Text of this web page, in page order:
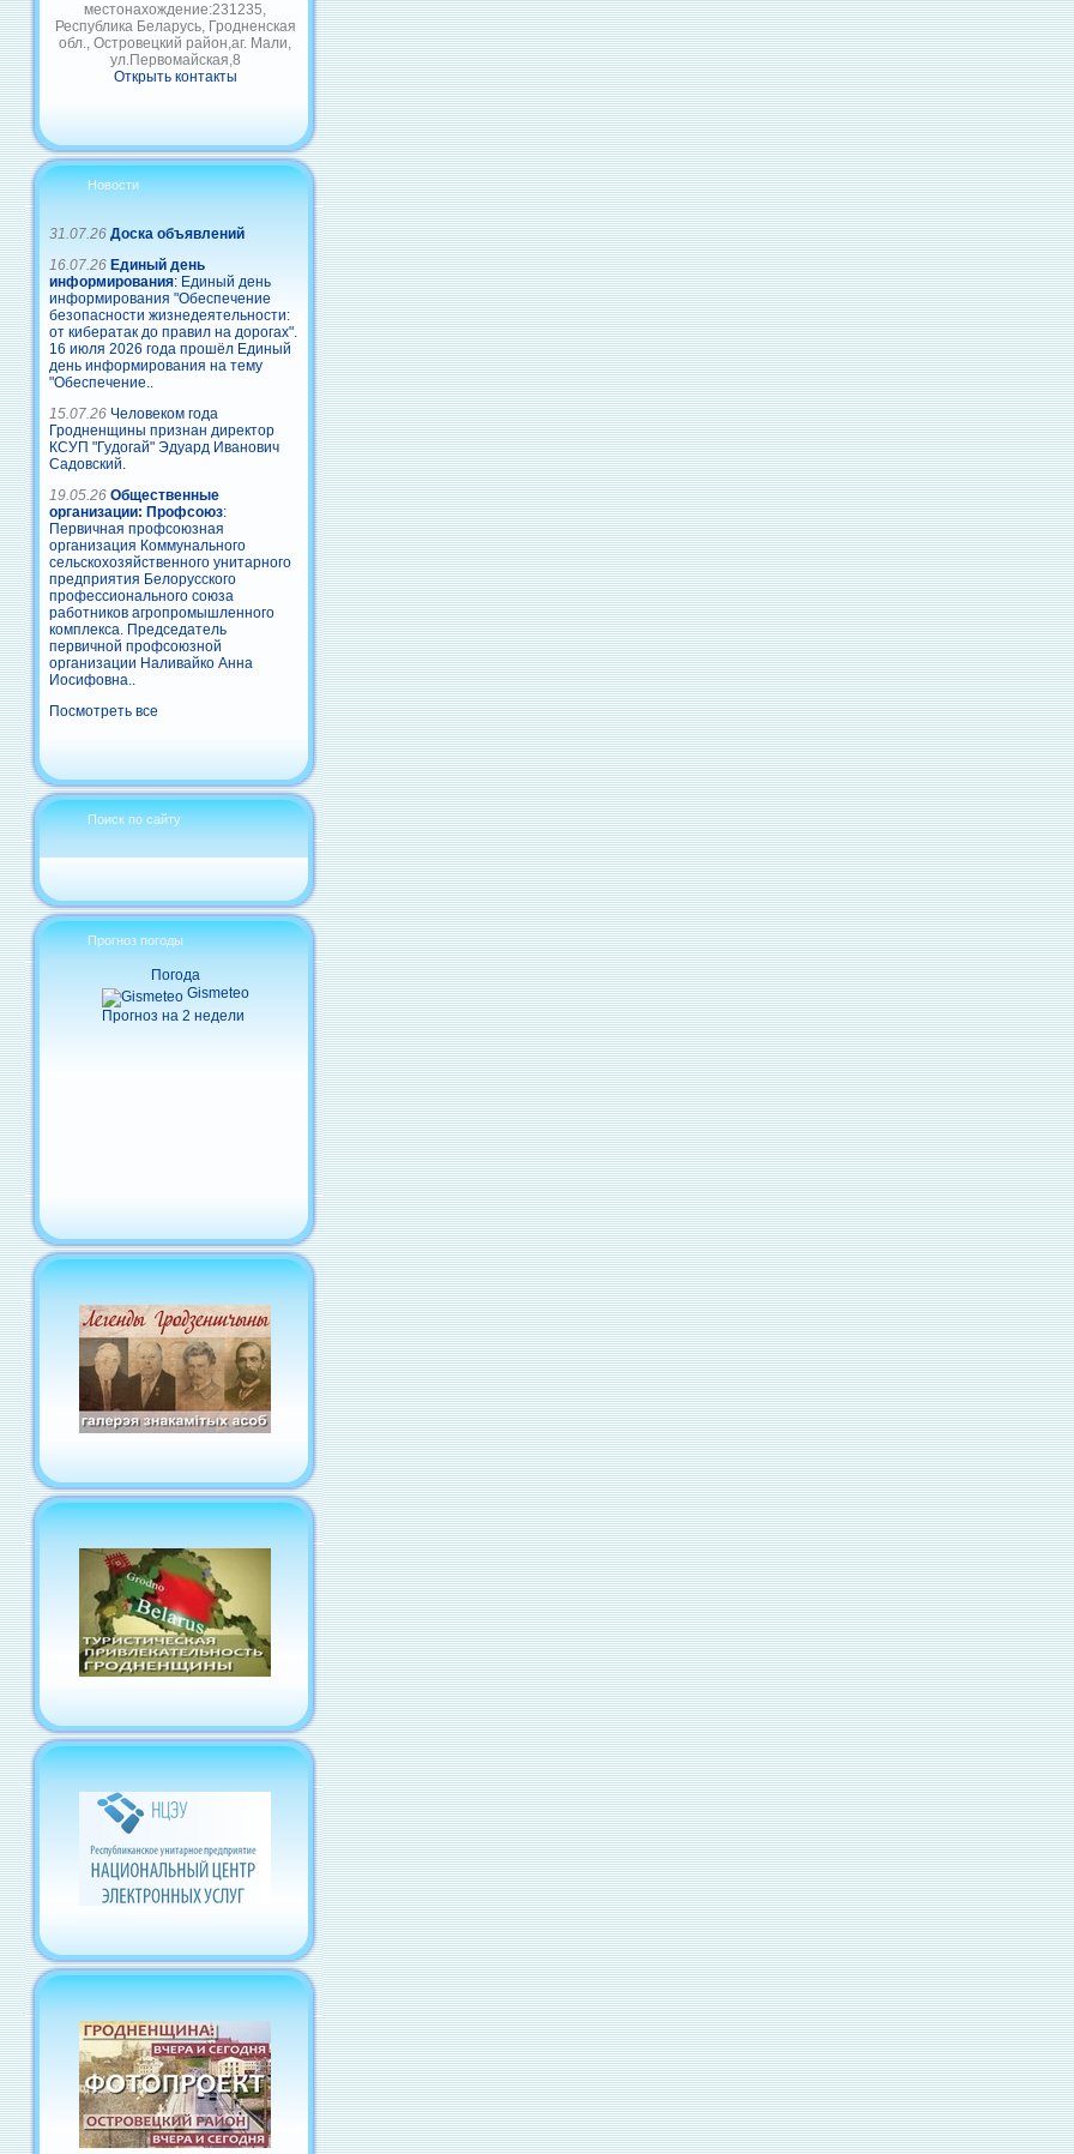
местонахождение:231235,
Республика Беларусь, Гродненская
обл., Островецкий район,аг. Мали,
ул.Первомайская,8
Открыть контакты
Новости
31.07.26 Доска объявлений
16.07.26 Единый день
информирования: Единый день
информирования "Обеспечение
безопасности жизнедеятельности:
от кибератак до правил на дорогах".
16 июля 2026 года прошёл Единый
день информирования на тему
"Обеспечение..
15.07.26 Человеком года
Гродненщины признан директор
КСУП "Гудогай" Эдуард Иванович
Садовский.
19.05.26 Общественные
организации: Профсоюз:
Первичная профсоюзная
организация Коммунального
сельскохозяйственного унитарного
предприятия Белорусского
профессионального союза
работников агропромышленного
комплекса. Председатель
первичной профсоюзной
организации Наливайко Анна
Иосифовна..
Посмотреть все
Поиск по сайту
Прогноз погоды
Погода
Gismeteo
Прогноз на 2 недели